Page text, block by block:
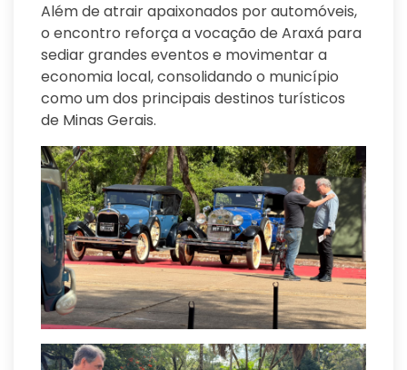
Além de atrair apaixonados por automóveis,
o encontro reforça a vocação de Araxá para
sediar grandes eventos e movimentar a
economia local, consolidando o município
como um dos principais destinos turísticos
de Minas Gerais.